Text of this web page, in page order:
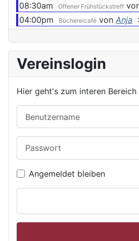
08:30am Offener Frühstückstreff
04:00pm
Büchereicafé von Anja
Vereinslogin
Hier geht's zum interen
Angemeldet bleiben